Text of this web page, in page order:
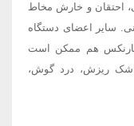
احتقان و خارش مخاط
سایر اعضای دستگاه
هم ممکن است
اشک ریزش، درد گوش،